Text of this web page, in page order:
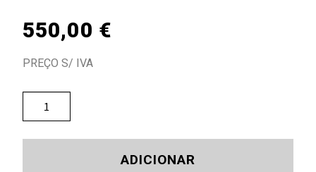
550,00 €
PREÇO S/ IVA
ADICIONAR